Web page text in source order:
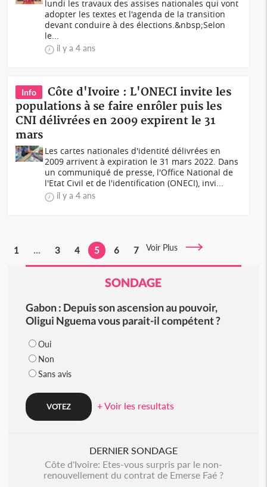
lundi les travaux des assises nationales qui vont
adopter les textes et l'agenda de la transition
devant conduire à des élections.&nbsp;Selon
le...
il y a 4 ans
Info
Côte d'Ivoire : L'ONECI invite les
populations à se faire enrôler puis les
CNI délivrées en 2009 expirent le 31
mars
Les cartes nationales d'identité délivrées en
2009 arrivent à expiration le 31 mars 2022. Dans
un communiqué de presse, l'Office National de
l'Etat Civil et de l'identification (ONECI), invi...
il y a 4 ans
1 ... 3 4 5 6 7 Voir Plus
SONDAGE
Gabon : Depuis son ascension au pouvoir,
Oligui Nguema vous parait-il compétent ?
Oui
Non
Sans avis
+ Voir les resultats
DERNIER SONDAGE
Côte d'Ivoire: Etes-vous surpris par le non-
renouvellement du contrat de Emerse Faé ?